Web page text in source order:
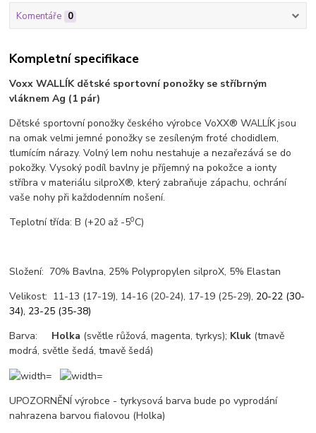
Komentáře 0
Kompletní specifikace
Voxx WALLÍK dětské sportovní ponožky se stříbrným
vláknem Ag (1 pár)
Dětské sportovní ponožky českého výrobce VoXX® WALLÍK jsou
na omak velmi jemné ponožky se zesíleným froté chodidlem,
tlumícím nárazy. Volný lem nohu nestahuje a nezařezává se do
pokožky. Vysoký podíl bavlny je příjemný na pokožce a ionty
stříbra v materiálu silproX®, který zabraňuje zápachu, ochrání
vaše nohy při každodenním nošení.
Teplotní třída:B (+20 až -50C)
Složení: 70% Bavlna, 25% Polypropylen silproX, 5% Elastan
Velikost: 11-13 (17-19), 14-16 (20-24), 17-19 (25-29), 20-22 (30-
34), 23-25 (35-38)
Barva: Holka (světle růžová, magenta, tyrkys); Kluk (tmavě
modrá, světle šedá, tmavě šedá)
UPOZORNĚNÍ výrobce - tyrkysová barva bude po vyprodání
nahrazena barvou fialovou (Holka)